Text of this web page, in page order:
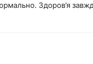
Здоров’я